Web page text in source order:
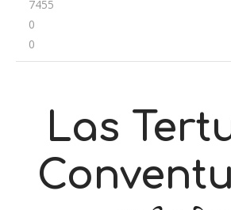
7455
0
0
Las